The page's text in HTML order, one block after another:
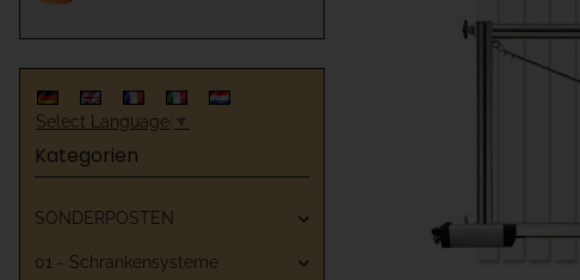
Select Language ▼
Kategorien
SONDERPOSTEN
01 - Schrankensysteme